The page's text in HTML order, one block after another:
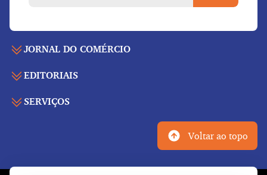
Voltar ao topo
JORNAL DO COMÉRCIO
Capa
Publicidade legal
EDITORIAIS
Economia
SERVIÇOS
Galeria de vídeos